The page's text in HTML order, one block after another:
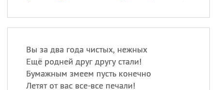
Вы за два года чистых, нежных
Ещё родней друг другу стали!
Бумажным змеем пусть конечно
Летят от вас все-все печали!